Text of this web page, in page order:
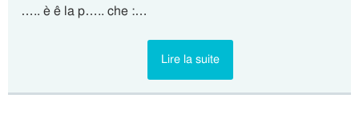
….. è ê la p….. che :…
Lire la suite